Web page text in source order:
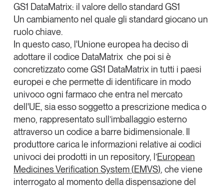
GS1 DataMatrix: il valore dello standard GS1
Un cambiamento nel quale gli standard giocano un
ruolo chiave.
In questo caso, l'Unione europea ha deciso di
adottare il codice DataMatrixche poi si è
concretizzato come GS1 DataMatrix in tutti i paesi
europei e che permette di identificare in modo
univoco ogni farmaco che entra nel mercato
dell'UE, sia esso soggetto a prescrizione medica o
meno, rappresentato sull’imballaggio esterno
attraverso un codice a barre bidimensionale. Il
produttore carica le informazioni relative ai codici
univoci dei prodotti in un repository, l’European
Medicines Verification System(EMVS), che viene
interrogato al momento della dispensazione del